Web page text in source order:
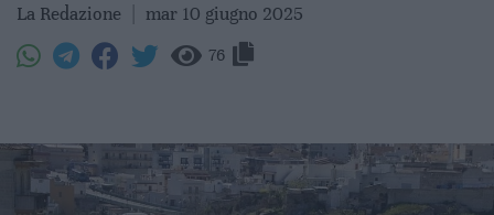
La Redazione mar 10 giugno 2025
76